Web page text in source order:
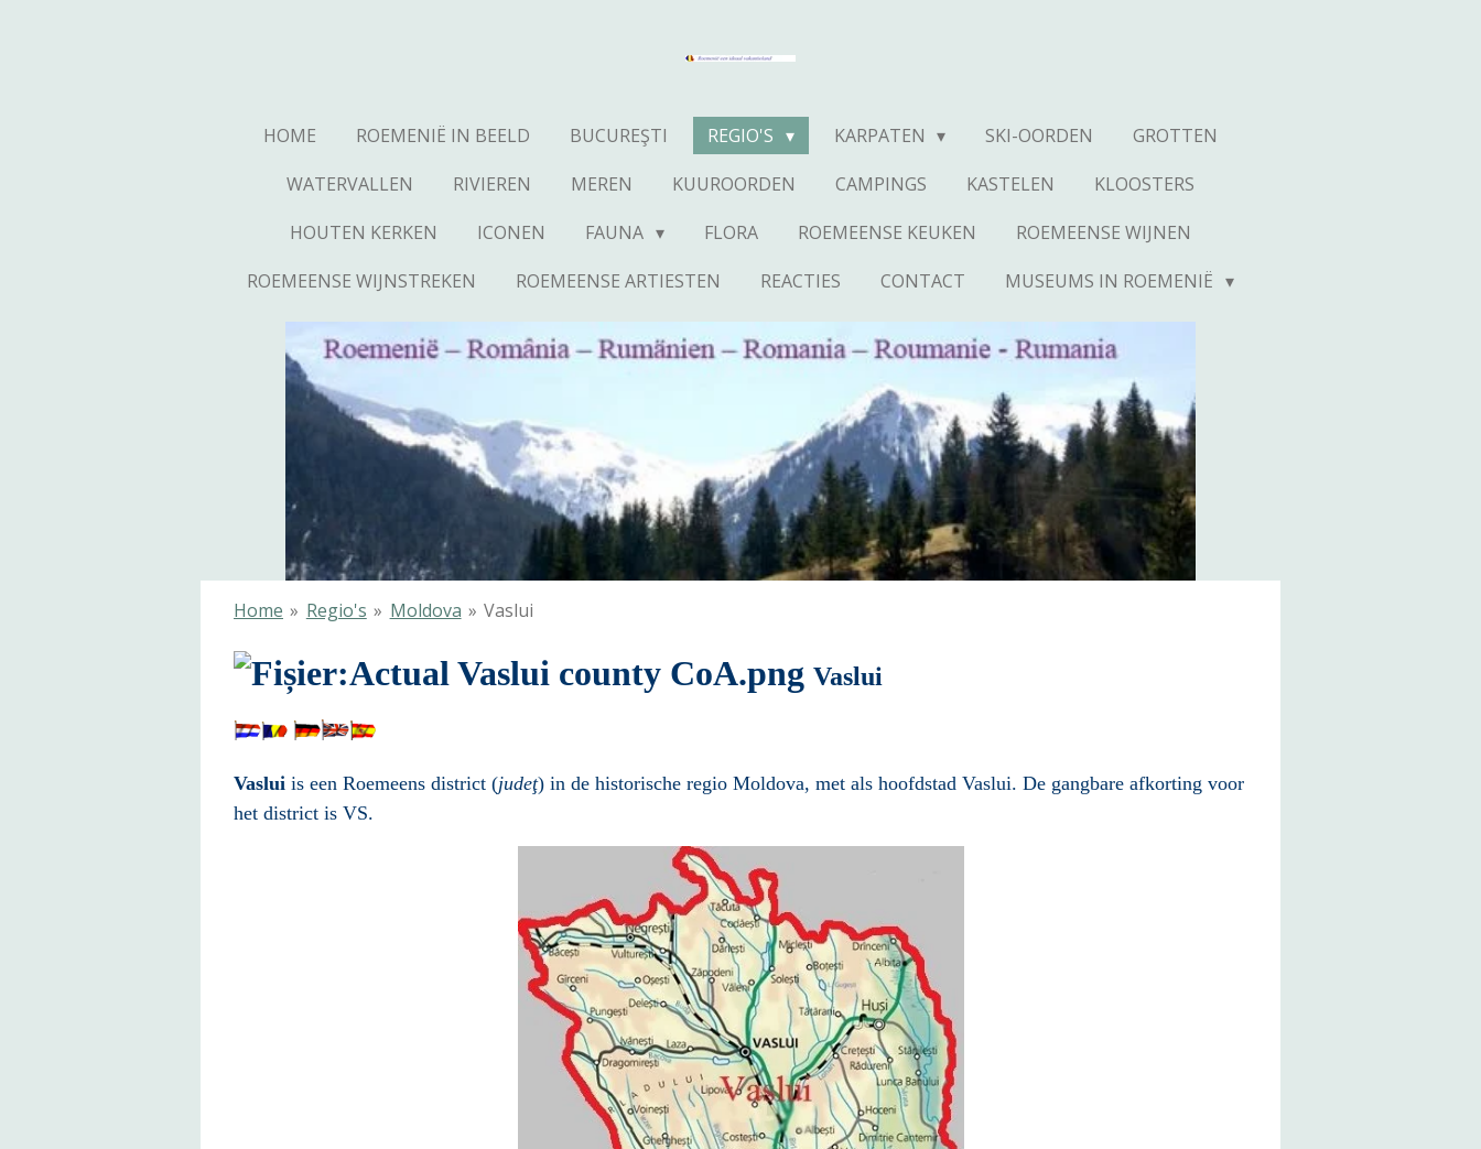
HOME ROEMENIË IN BEELD BUCUREŞTI REGIO'S KARPATEN SKI-OORDEN
GROTTEN
WATERVALLEN
RIVIEREN MEREN KUUROORDEN CAMPINGS KASTELEN
KLOOSTERS
HOUTEN KERKEN
ICONEN FAUNA FLORA ROEMEENSE KEUKEN
ROEMEENSE WIJNEN
ROEMEENSE WIJNSTREKEN
ROEMEENSE ARTIESTEN REACTIES CONTACT MUSEUMS IN ROEMENIË
Home » Regio's » Moldova » Vaslui
Vaslui
Vaslui is een Roemeens district (judeţ) in de historische regio Moldova, met als hoofdstad Vaslui. De gangbare afkorting voor
het district is VS.